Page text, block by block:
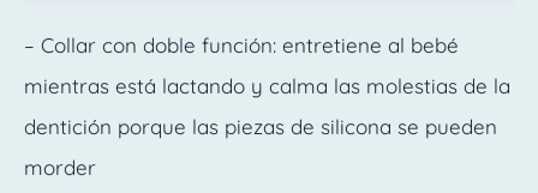
– Collar con doble función: entretiene al bebé
mientras está lactando y calma las molestias de la
dentición porque las piezas de silicona se pueden
morder